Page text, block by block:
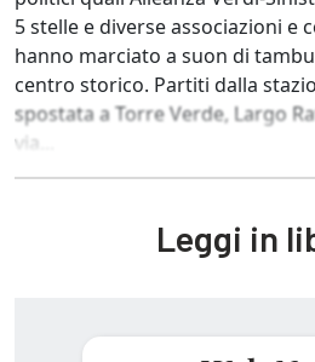
5 stelle e diverse associazioni e
hanno marciato a suon di
centro storico. Partiti dalla
spostata a Torre Verde, Largo
via...
Leggi in